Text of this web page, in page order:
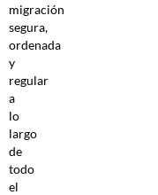
migración
segura,
ordenada
y
regular
a
lo
largo
de
todo
el